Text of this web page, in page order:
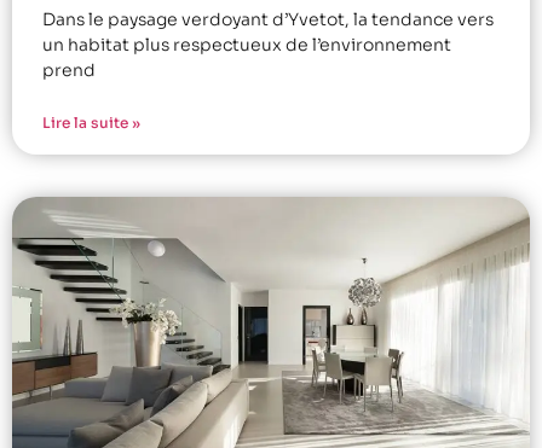
Dans le paysage verdoyant d’Yvetot, la tendance vers
un habitat plus respectueux de l’environnement
prend
Lire la suite »